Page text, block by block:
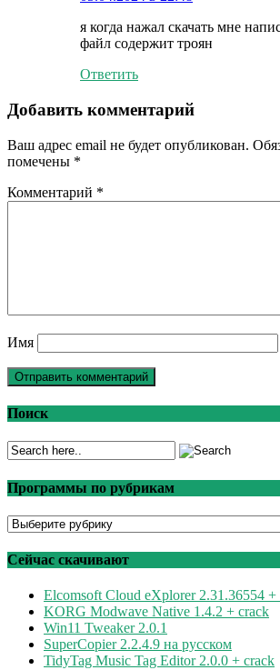
я когда нажал скачать мне
файл содержит троян
Ответить
Добавить комментарий
Ваш адрес email не будет опубликован.
помечены *
Комментарий *
Имя
Поиск
Программы по рубрикам
Программы
рубрикам
Сейчас скачивают
Elcomsoft Cloud eXplorer 2.31.36554
KORG Modwave Native 1.4.2 + crack
Win11 Tweaker 2.0.1
SuperCopier 2.2.4.9 на русском
TidyTag Music Tag Editor 2.0.0 + crack